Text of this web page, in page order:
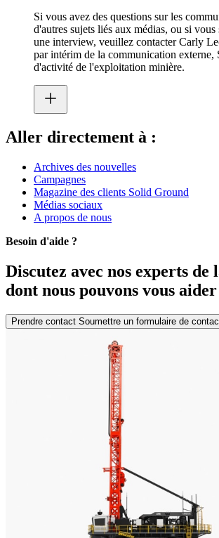
Si vous avez des questions sur les
d'autres sujets liés aux médias, ou si
une interview, veuillez contacter Carly
par intérim de la communication externe,
d'activité de l'exploitation minière.
Aller directement à :
Archives des nouvelles
Campagnes
Magazine des clients Solid Ground
Médias sociaux
A propos de nous
Besoin d'aide ?
Discutez avec nos experts de
dont nous pouvons vous
Prendre contact Soumettre un formulaire de